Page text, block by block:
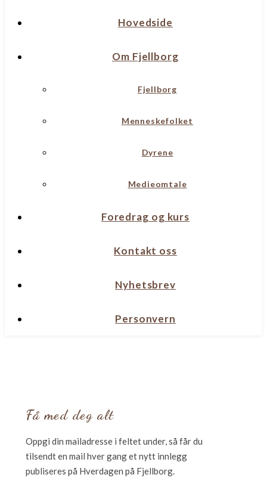
Hovedside
Om Fjellborg
Fjellborg
Menneskefolket
Dyrene
Medieomtale
Foredrag og kurs
Kontakt oss
Nyhetsbrev
Personvern
Få med deg alt
Oppgi din mailadresse i feltet under, så får du
tilsendt en mail hver gang et nytt innlegg
publiseres på Hverdagen på Fjellborg.